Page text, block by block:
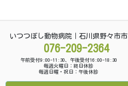
いつつぼし動物病院｜石川県野々市市
076-209-2364
午前受付9:00-11:30、午後受付16:00-18:30
毎週火曜日：終日休診
毎週日曜・祝日：午後休診